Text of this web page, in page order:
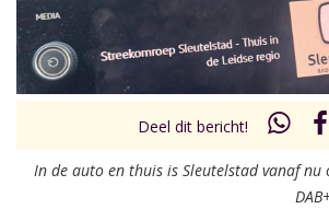
Deel dit bericht!
In de auto en thuis is Sleutelstad vanaf